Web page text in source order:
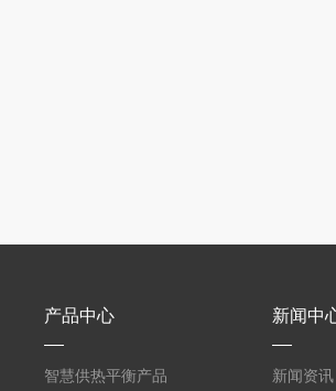
产品中心
智慧供热平衡产品
新闻中
新闻资讯